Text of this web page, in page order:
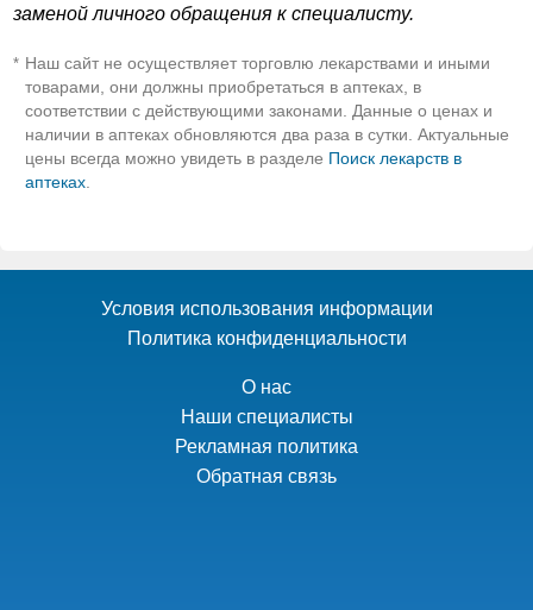
заменой личного обращения к специалисту.
* Наш сайт не осуществляет торговлю лекарствами и иными
товарами, они должны приобретаться в аптеках, в
соответствии с действующими законами. Данные о ценах и
наличии в аптеках обновляются два раза в сутки. Актуальные
цены всегда можно увидеть в разделе Поиск лекарств в
аптеках
Условия использования информации
Политика конфиденциальности
О нас
Наши специалисты
Рекламная политика
Обратная связь